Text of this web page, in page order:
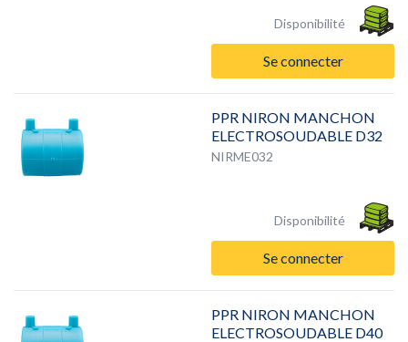
Disponibilité
Se connecter
PPR NIRON MANCHON
ELECTROSOUDABLE D32
NIRME032
Disponibilité
Se connecter
PPR NIRON MANCHON
ELECTROSOUDABLE D40